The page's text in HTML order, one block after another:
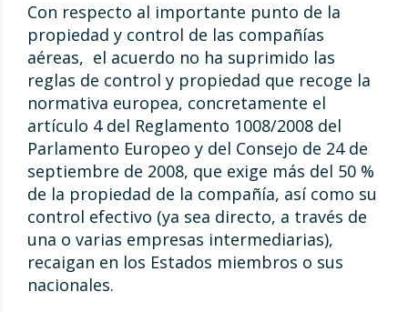
Con respecto al importante punto de la
propiedad y control de las compañías
aéreas, el acuerdo no ha suprimido las
reglas de control y propiedad que recoge la
normativa europea, concretamente el
artículo 4 del Reglamento 1008/2008 del
Parlamento Europeo y del Consejo de 24 de
septiembre de 2008, que exige más del 50 %
de la propiedad de la compañía, así como su
control efectivo (ya sea directo, a través de
una o varias empresas intermediarias),
recaigan en los Estados miembros o sus
nacionales.